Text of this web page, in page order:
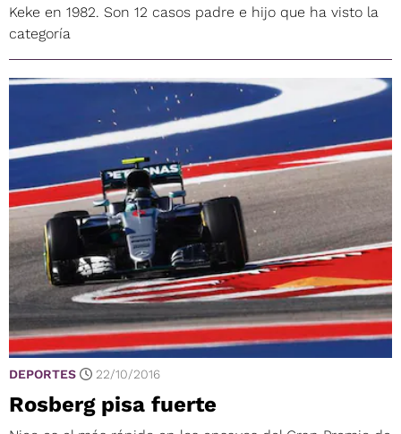
Keke en 1982. Son 12 casos padre e hijo que ha visto la
categoría
DEPORTES 22/10/2016
Rosberg pisa fuerte